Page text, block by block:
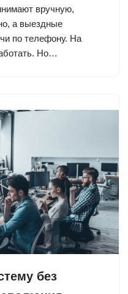
вручную,
а выездные
по телефону. На
Но…
без